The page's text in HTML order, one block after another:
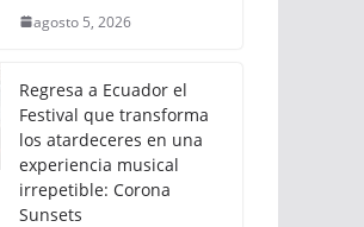
agosto 5, 2026
Regresa a Ecuador el
Festival que transforma
los atardeceres en una
experiencia musical
irrepetible: Corona
Sunsets